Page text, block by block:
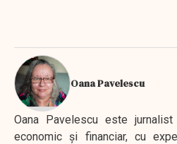
Oana Pavelescu
Oana Pavelescu este
economic și financiar, cu